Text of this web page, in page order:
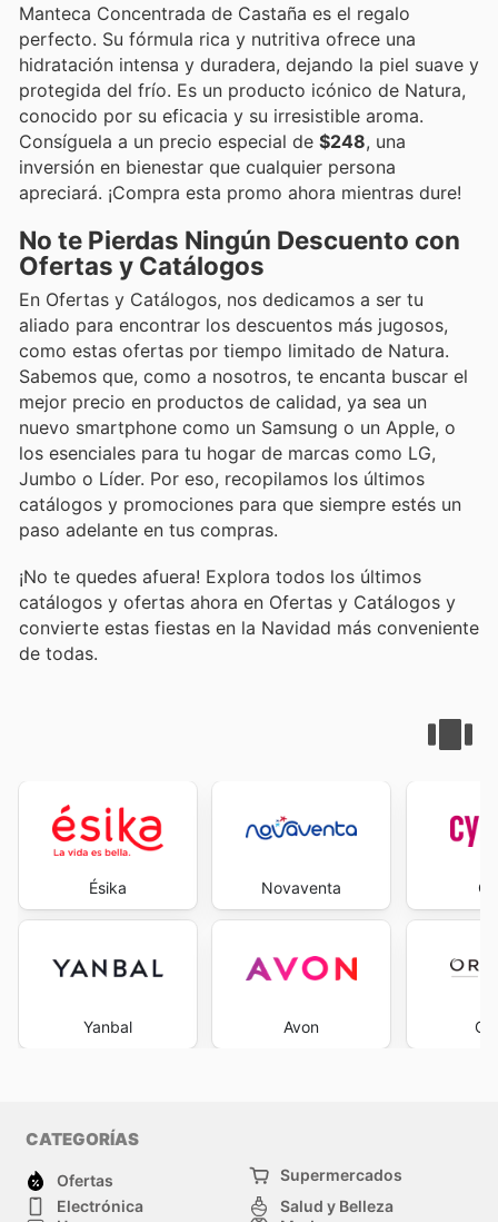
Manteca Concentrada de Castaña es el regalo
perfecto. Su fórmula rica y nutritiva ofrece una
hidratación intensa y duradera, dejando la piel suave y
protegida del frío. Es un producto icónico de Natura,
conocido por su eficacia y su irresistible aroma.
Consíguela a un precio especial de $248, una
inversión en bienestar que cualquier persona
apreciará. ¡Compra esta promo ahora mientras dure!
No te Pierdas Ningún Descuento con
Ofertas y Catálogos
En Ofertas y Catálogos, nos dedicamos a ser tu
aliado para encontrar los descuentos más jugosos,
como estas ofertas por tiempo limitado de Natura.
Sabemos que, como a nosotros, te encanta buscar el
mejor precio en productos de calidad, ya sea un
nuevo smartphone como un Samsung o un Apple, o
los esenciales para tu hogar de marcas como LG,
Jumbo o Líder. Por eso, recopilamos los últimos
catálogos y promociones para que siempre estés un
paso adelante en tus compras.
¡No te quedes afuera! Explora todos los últimos
catálogos y ofertas ahora en Ofertas y Catálogos y
convierte estas fiestas en la Navidad más conveniente
de todas.
Ésika
Yanbal
Novaventa
Avon
CATEGORÍAS
Ofertas
Supermercados
Electrónica
Salud y Belleza